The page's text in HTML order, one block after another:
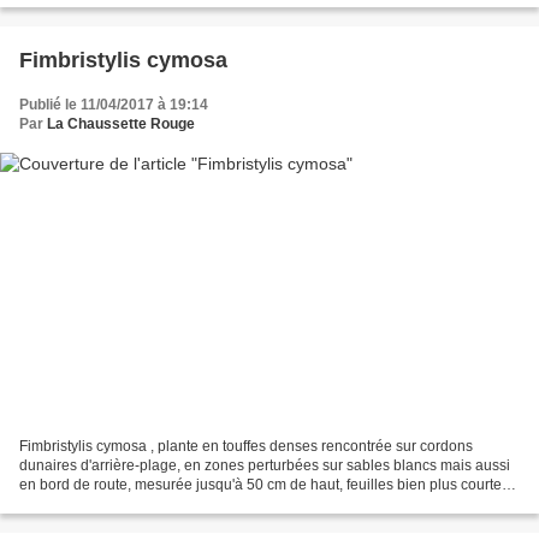
Fimbristylis cymosa
Publié le 11/04/2017 à 19:14
Par La Chaussette Rouge
Fimbristylis cymosa , plante en touffes denses rencontrée sur cordons
dunaires d'arrière-plage, en zones perturbées sur sables blancs mais aussi
en bord de route, mesurée jusqu'à 50 cm de haut, feuilles bien plus courtes